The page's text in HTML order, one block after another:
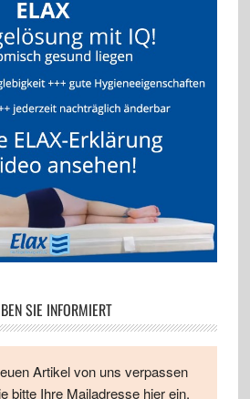
SIE INFORMIERT
Artikel von uns verpassen
bitte Ihre Mailadresse hier ein.